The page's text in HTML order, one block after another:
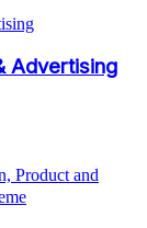
Advertising
Product and